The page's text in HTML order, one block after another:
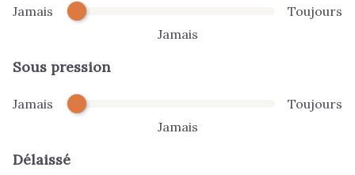
Jamais
Toujours
Jamais
Sous pression
Jamais
Toujours
Jamais
Délaissé